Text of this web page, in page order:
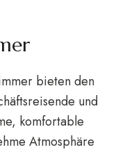
bieten den
und
komfortable
Atmosphäre